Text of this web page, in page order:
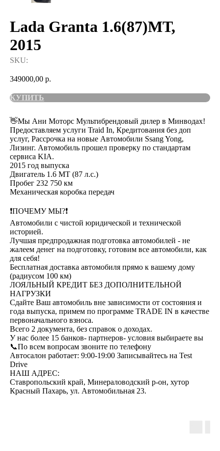
Lada Granta 1.6(87)МТ,
2015
SKU:
349000,00 р.
КУПИТЬ
👋Мы Ани Моторс Мультибрендовый дилер в Минводах!
Предоставляем услуги Traid In, Кредитования без доп
услуг, Рассрочка на новые Автомобили Ssang Yong,
Лизинг. Автомобиль прошел проверку по стандартам
сервиса KIA.
2015 год выпуска
Двигатель 1.6 MT (87 л.с.)
Пробег 232 750 км
Механическая коробка передач
❗️ПОЧЕМУ МЫ?❗️
Автомобили с чистой юридической и технической
историей.
Лучшая предпродажная подготовка автомобилей - не
жалеем денег на подготовку, готовим все автомобили, как
для себя!
Бесплатная доставка автомобиля прямо к вашему дому
(радиусом 100 км)
ЛОЯЛЬНЫЙ КРЕДИТ БЕЗ ДОПОЛНИТЕЛЬНОЙ
НАГРУЗКИ
Сдайте Ваш автомобиль вне зависимости от состояния и
года выпуска, примем по программе ТRАDЕ IN в качестве
первоначального взноса.
Всего 2 документа, без справок о доходах.
У нас более 15 банков- партнеров- условия выбираете вы
📞По всем вопросам звоните по телефону
Автосалон работает: 9:00-19:00 Записывайтесь на Test
Drive
НАШ АДРЕС:
Ставропольский край, Минераловодский р-он, хутор
Красный Пахарь, ул. Автомобильная 23.